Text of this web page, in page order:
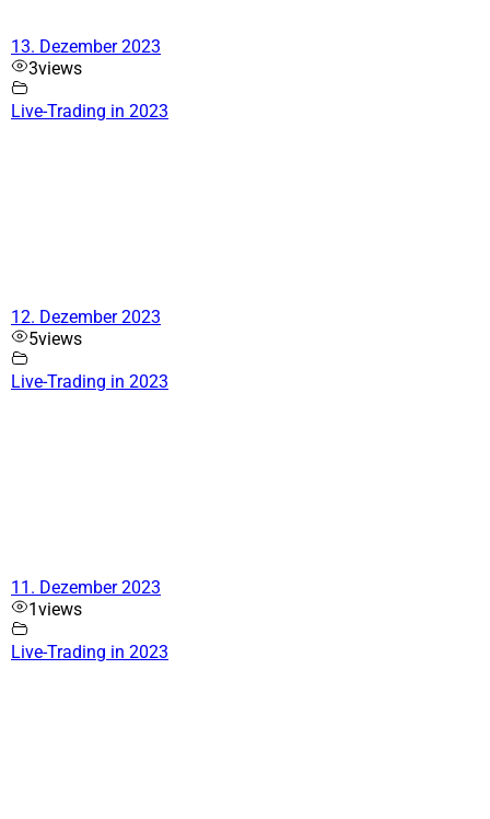
13. Dezember 2023
3views
Live-Trading in 2023
12. Dezember 2023
5views
Live-Trading in 2023
11. Dezember 2023
1views
Live-Trading in 2023